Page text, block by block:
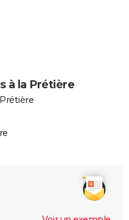
à la Prétière